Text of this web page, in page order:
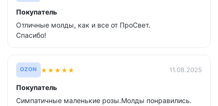
Покупатель
Отличные молды, как и все от ПроСвет.
Спасибо!
OZON ★★★★★ 11.08.2025
Покупатель
Симпатичные маленькие розы.Молды понравились.